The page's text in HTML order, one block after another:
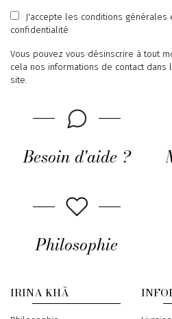
address
J'accepte les conditions générales
confidentialité
Vous pouvez vous désinscrire à tout
cela nos informations de contact
site.
Besoin d'aide ?
Philosophie
IRINA KHÄ